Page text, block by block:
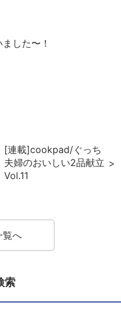
した〜！
[連載]cookpad/ぐっち
夫婦のおいしい2品献立
Vol.11
覧へ
索